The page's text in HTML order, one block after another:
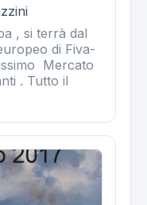
, si terrà dal
di Fiva-
Mercato
. Tutto il